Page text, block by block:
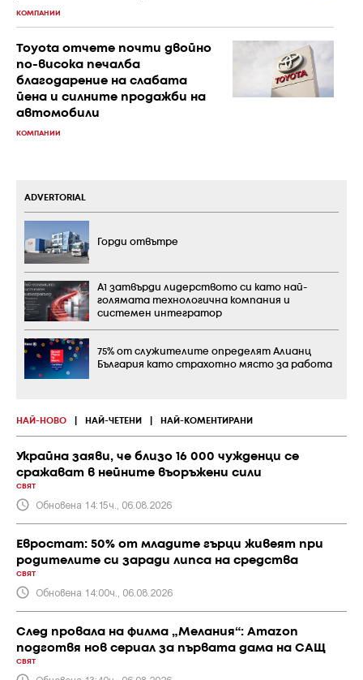
КОМПАНИИ
Toyota отчете почти двойно
по-висока печалба
благодарение на слабата
йена и силните продажби на
автомобили
КОМПАНИИ
НАЙ-НОВО НАЙ-ЧЕТЕНИ НАЙ-КОМЕНТИРАНИ
Украйна заяви, че близо 16 000 чужденци се
сражават в нейните въоръжени сили
СВЯТ
Обновена 14:15ч., 06.08.2026
Евростат: 50% от младите гърци живеят при
родителите си заради липса на средства
СВЯТ
Обновена 14:00ч., 06.08.2026
След провала на филма „Мелания“: Amazon
подготвя нов сериал за първата дама на САЩ
СВЯТ
ADVERTORIAL
Горди отвътре
А1 затвърди лидерството си като най-
голямата технологична компания и
системен интегратор
75% от служителите определят Алианц
България като страхотно място за работа